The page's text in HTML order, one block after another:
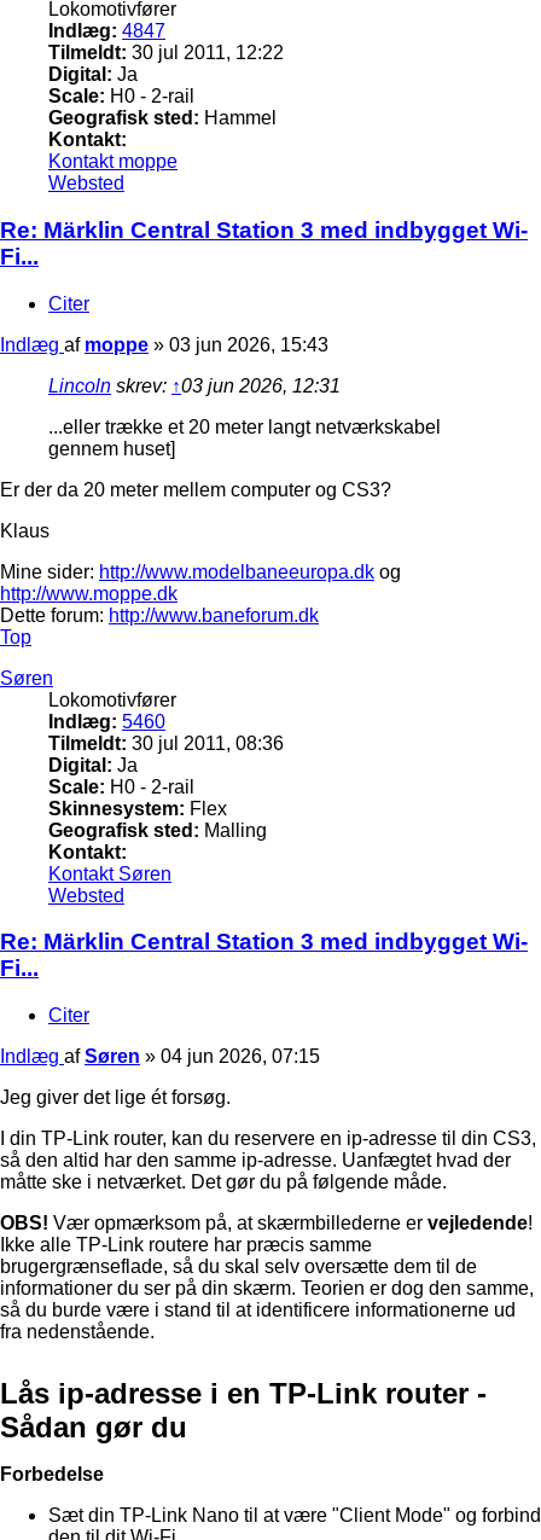
Lokomotivfører
Indlæg: 4847
Tilmeldt: 30 jul 2011, 12:22
Digital: Ja
Scale: H0 - 2-rail
Geografisk sted: Hammel
Kontakt:
Kontakt moppe
Websted
Re: Märklin Central Station 3 med indbygget Wi-
Fi...
Citer
Indlæg af moppe » 03 jun 2026, 15:43
Lincoln skrev: ↑03 jun 2026, 12:31
...eller trække et 20 meter langt netværkskabel
gennem huset]
Er der da 20 meter mellem computer og CS3?
Klaus
Mine sider: http://www.modelbaneeuropa.dk og
http://www.moppe.dk
Dette forum: http://www.baneforum.dk
Top
Søren
Lokomotivfører
Indlæg: 5460
Tilmeldt: 30 jul 2011, 08:36
Digital: Ja
Scale: H0 - 2-rail
Skinnesystem: Flex
Geografisk sted: Malling
Kontakt:
Kontakt Søren
Websted
Re: Märklin Central Station 3 med indbygget Wi-
Fi...
Citer
Indlæg afSøren » 04 jun 2026, 07:15
Jeg giver det lige ét forsøg.
I din TP-Link router, kan du reservere en ip-adresse til din CS3,
så den altid har den samme ip-adresse. Uanfægtet hvad der
måtte ske i netværket. Det gør du på følgende måde.
OBS! Vær opmærksom på, at skærmbillederne er vejledende!
Ikke alle TP-Link routere har præcis samme
brugergrænseflade, så du skal selv oversætte dem til de
informationer du ser på din skærm. Teorien er dog den samme,
så du burde være i stand til at identificere informationerne ud
fra nedenstående.
Lås ip-adresse i en TP-Link router -
Sådan gør du
Forbedelse
Sæt din TP-Link Nano til at være "Client Mode" og forbind